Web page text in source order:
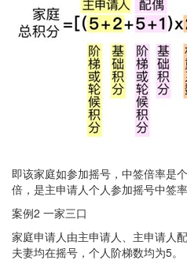
即该家庭如参加摇号，中签倍率是
倍，是主申请人个人参加摇号中签率
案例2 一家三口
家庭申请人由主申请人、主申请人
夫妻均在摇号，个人阶梯数均为5。